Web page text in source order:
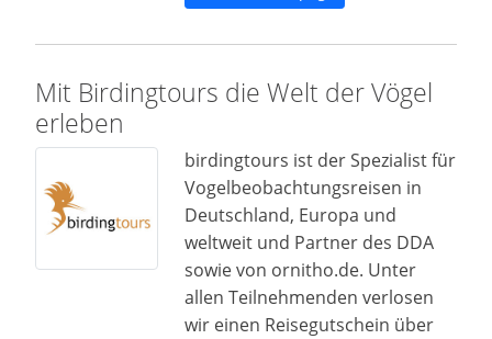
Mit Birdingtours die Welt der Vögel
erleben
birdingtours ist der Spezialist für
Vogelbeobachtungsreisen in
Deutschland, Europa und
weltweit und Partner des DDA
sowie von ornitho.de. Unter
allen Teilnehmenden verlosen
wir einen Reisegutschein über